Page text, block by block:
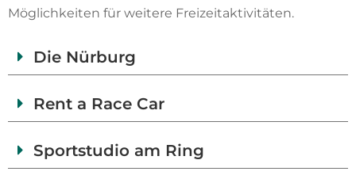
Möglichkeiten für weitere Freizeitaktivitäten.
Die Nürburg
Rent a Race Car
Sportstudio am Ring